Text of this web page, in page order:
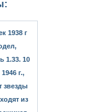
1938 г
1.33. 10
г.,
звезды
из